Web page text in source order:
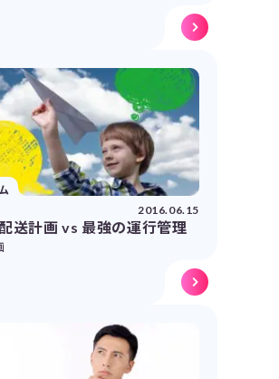
2016.06.15
送計画 vs 最強の運行管理